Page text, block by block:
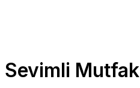
Sevimli Mutfak